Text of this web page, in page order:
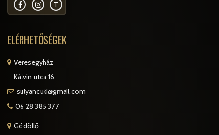
T
ELÉRHETŐSÉGEK
Veresegyház
Kálvin utca 16.
sulyancuki@gmail.com
06 28 385 377
Gödöllő